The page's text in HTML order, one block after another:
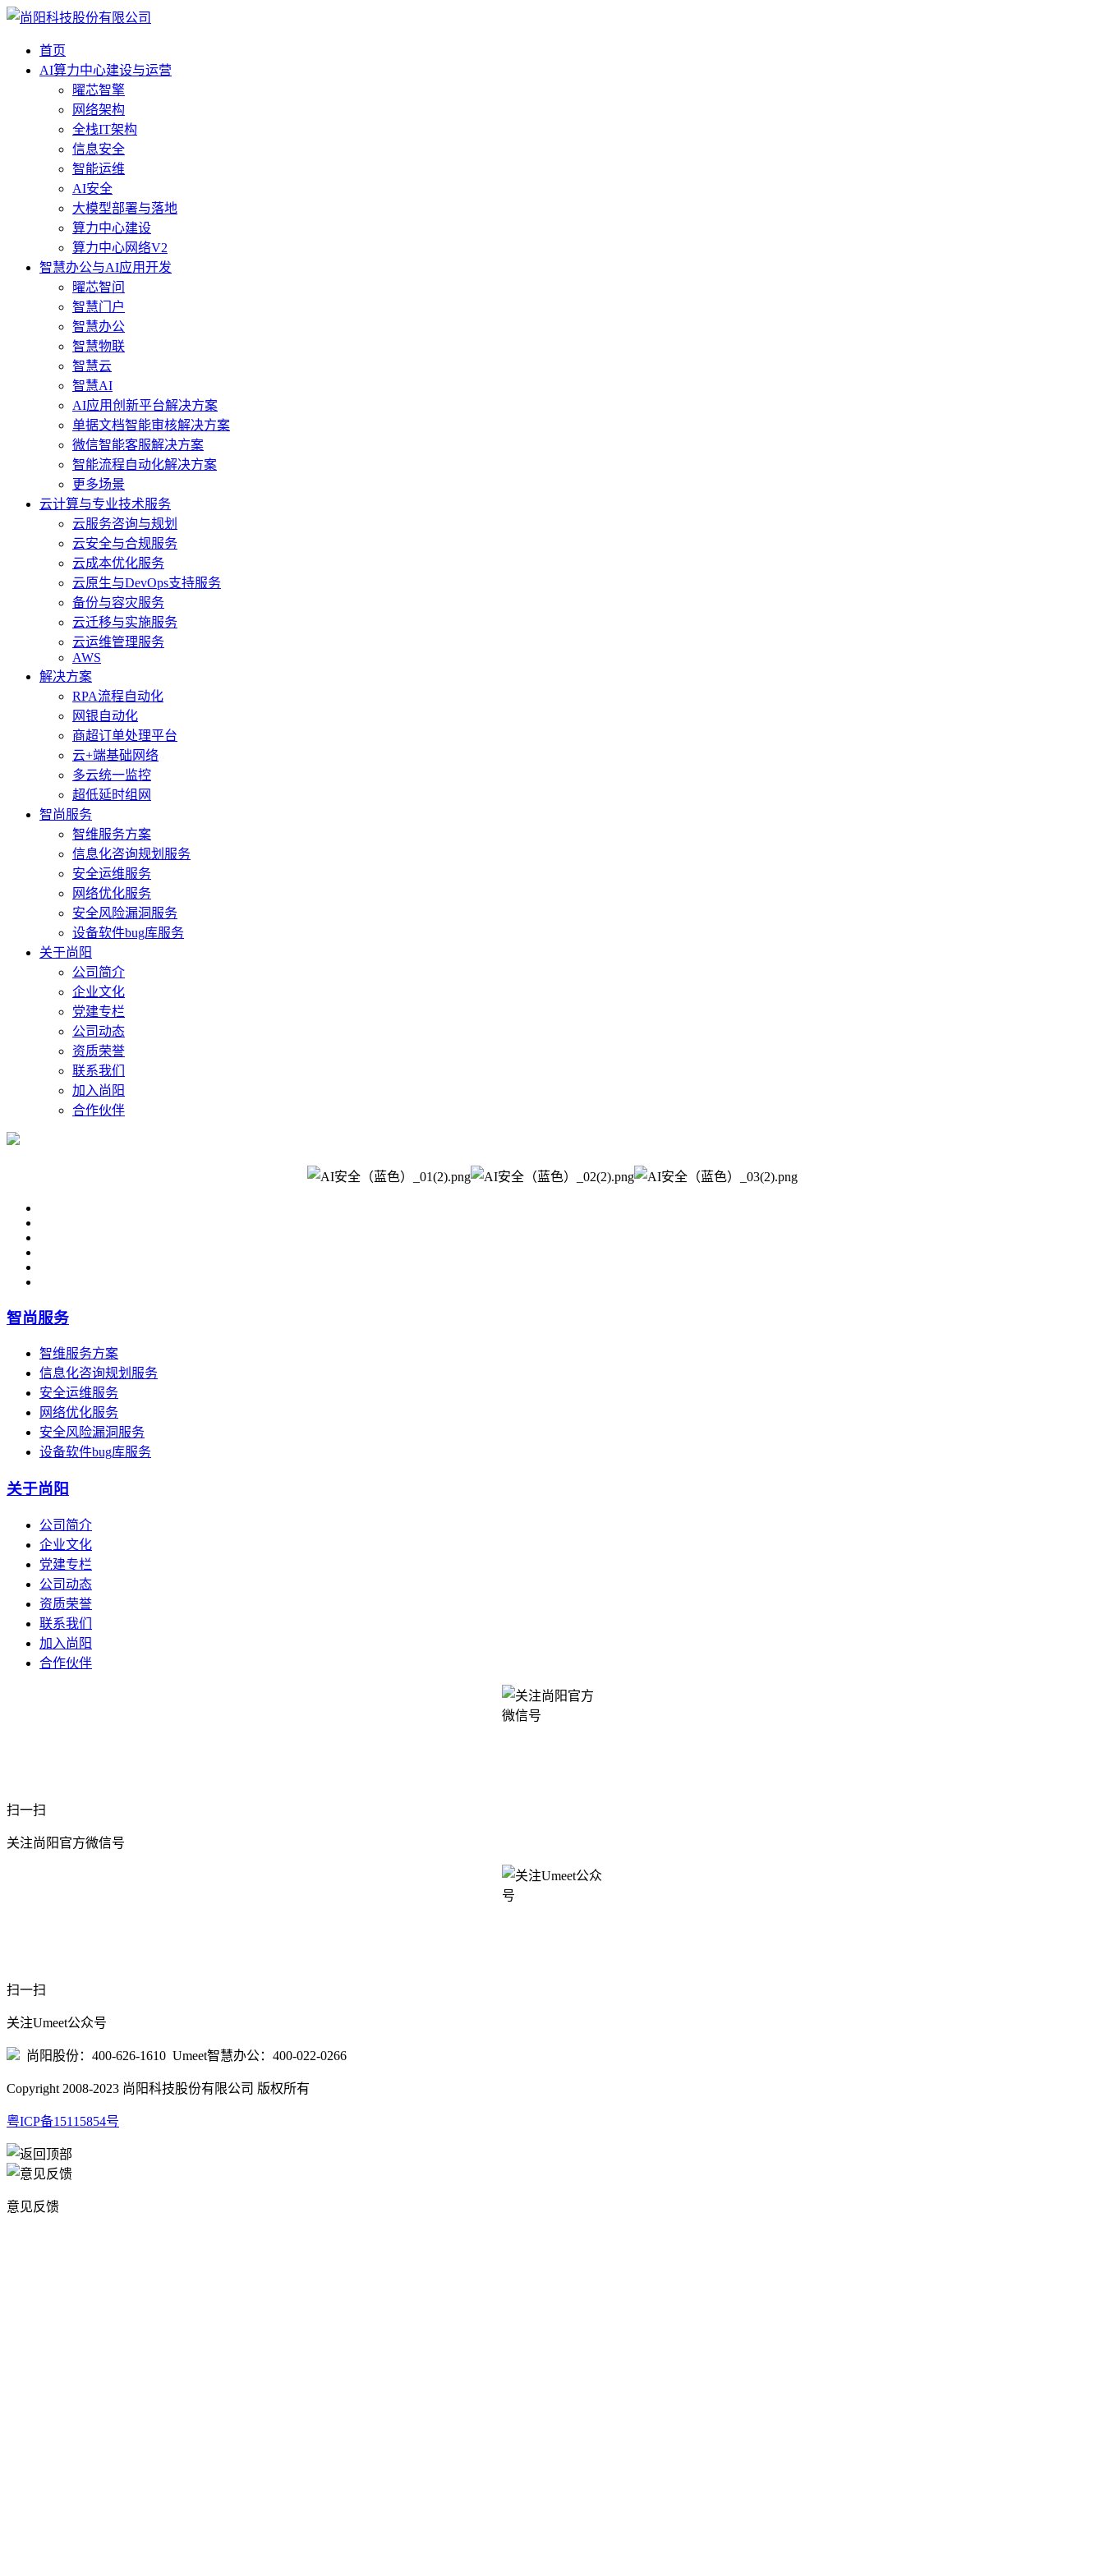
首页
AI算力中心建设与运营
曜芯智擎
网络架构
全栈IT架构
信息安全
智能运维
AI安全
大模型部署与落地
算力中心建设
算力中心网络V2
智慧办公与AI应用开发
曜芯智问
智慧门户
智慧办公
智慧物联
智慧云
智慧AI
AI应用创新平台解决方案
单据文档智能审核解决方案
微信智能客服解决方案
智能流程自动化解决方案
更多场景
云计算与专业技术服务
云服务咨询与规划
云安全与合规服务
云成本优化服务
云原生与DevOps支持服务
备份与容灾服务
云迁移与实施服务
云运维管理服务
AWS
解决方案
RPA流程自动化
网银自动化
商超订单处理平台
云+端基础网络
多云统一监控
超低延时组网
智尚服务
智维服务方案
信息化咨询规划服务
安全运维服务
网络优化服务
安全风险漏洞服务
设备软件bug库服务
关于尚阳
公司简介
企业文化
党建专栏
公司动态
资质荣誉
联系我们
加入尚阳
合作伙伴
智尚服务
智维服务方案
信息化咨询规划服务
安全运维服务
网络优化服务
安全风险漏洞服务
设备软件bug库服务
关于尚阳
公司简介
企业文化
党建专栏
公司动态
资质荣誉
联系我们
加入尚阳
合作伙伴
扫一扫
关注尚阳官方微信号
扫一扫
关注Umeet公众号
尚阳股份：400-626-1610 Umeet智慧办公：400-022-0266
Copyright 2008-2023 尚阳科技股份有限公司 版权所有
粤ICP备15115854号
意见反馈